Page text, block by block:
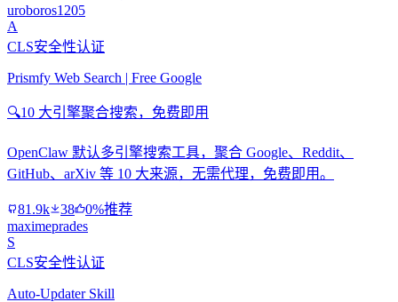
uroboros1205
A
CLS安全性认证
Prismfy Web Search | Free Google
🔍10 大引擎聚合搜索，免费即用
OpenClaw 默认多引擎搜索工具，聚合 Google、Reddit、
GitHub、arXiv 等 10 大来源，无需代理，免费即用。
81.9k 38
0%推荐
maximeprades
S
CLS安全性认证
Auto-Updater Skill